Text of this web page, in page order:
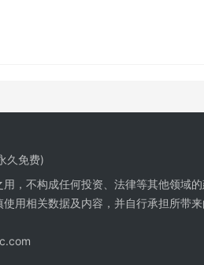
久免费)
，不构成任何投资、法律等其他领域
用相关数据及内容，并自行承担所带